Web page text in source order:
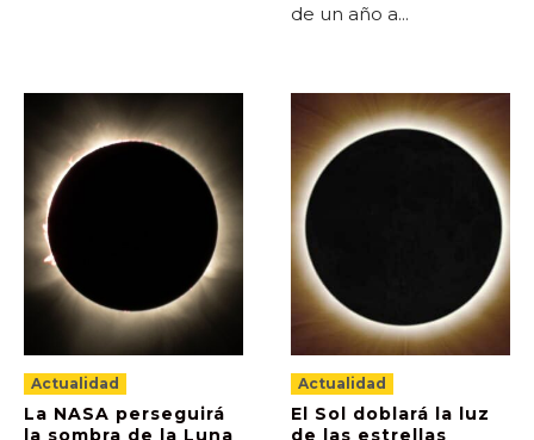
de un año a...
Actualidad
La NASA perseguirá
la sombra de la Luna
Actualidad
El Sol doblará la luz
de las estrellas